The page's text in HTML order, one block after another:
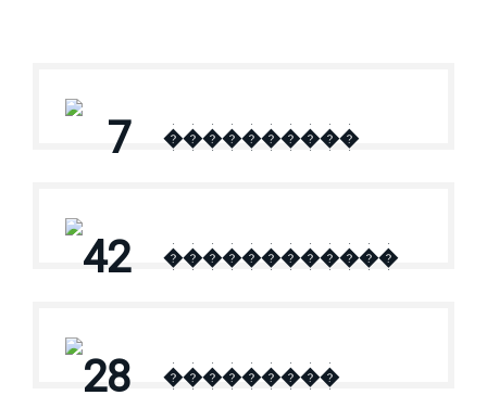
7 ����������
42 ������������
28 ���������